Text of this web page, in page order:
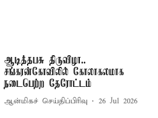
ஆடித்தபசு திருவிழா..
சங்கரன்கோவிலில் கோலாகலமாக
நடைபெற்ற தேரோட்டம்
ஆன்மிகச் செய்திப்பிரிவு 26 Jul 2026